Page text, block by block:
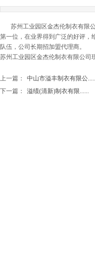
苏州工业园区金杰伦制衣有限公
第一位，在业界得到广泛的好评，
队伍，公司长期招加盟代理商。
苏州工业园区金杰伦制衣有限公司
上一篇：
中山市溢丰制衣有限公
下一篇：
溢绩(清新)制衣有限......